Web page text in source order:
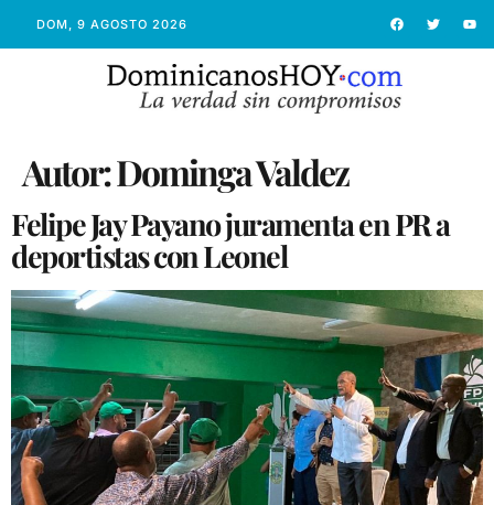
DOM, 9 AGOSTO 2026
Autor:Dominga Valdez
Felipe Jay Payano juramenta en PR a
deportistas con Leonel